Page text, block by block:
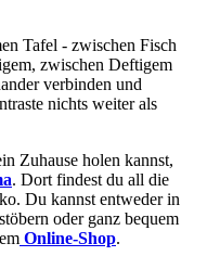
Tafel - zwischen Fisch
zwischen Deftigem
verbinden und
nichts weiter als
Zuhause holen kannst,
. Dort findest du all die
Du kannst entweder in
oder ganz bequem
Online-Shop.